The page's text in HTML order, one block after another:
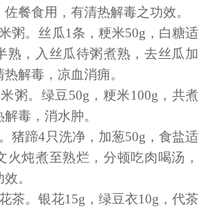
餐食用，有清热解毒之功效。
。丝瓜1条，粳米50g，白糖适
熟，入丝瓜待粥煮熟，去丝瓜加
解毒，凉血消痈。
。绿豆50g，粳米100g，共煮
毒，消水肿。
蹄4只洗净，加葱50g，食盐适
火炖煮至熟烂，分顿吃肉喝汤，
。
。银花15g，绿豆衣10g，代茶